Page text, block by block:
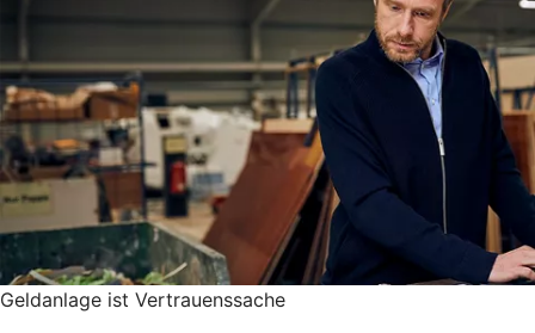
Geldanlage ist Vertrauenssache